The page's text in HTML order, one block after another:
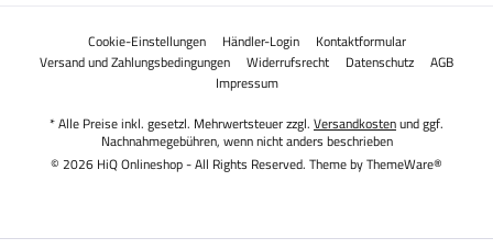
Cookie-Einstellungen Händler-Login
Kontaktformular
Versand und Zahlungsbedingungen
Widerrufsrecht Datenschutz
AGB
Impressum
* Alle Preise inkl. gesetzl. Mehrwertsteuer zzgl. Versandkostenund ggf.
Nachnahmegebühren, wenn nicht anders beschrieben
© 2026 HiQ Onlineshop - All Rights Reserved. Theme byThemeWare®